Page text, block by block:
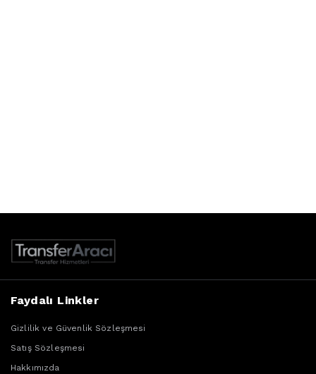
Faydalı Linkler
Gizlilik ve Güvenlik Sözleşmesi
Satış Sözleşmesi
Hakkımızda